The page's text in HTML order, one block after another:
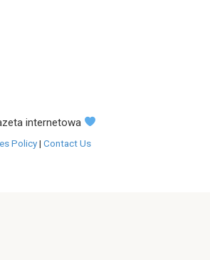
internetowa
Policy| Contact Us